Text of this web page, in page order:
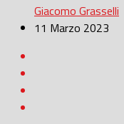
Giacomo Grasselli
11 Marzo 2023